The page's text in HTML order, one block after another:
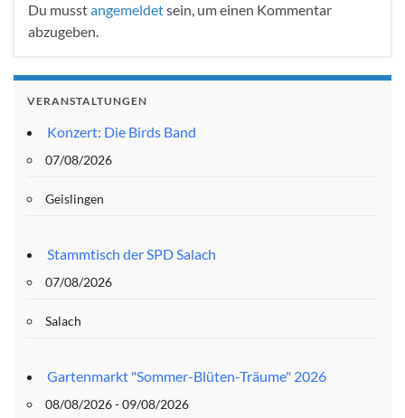
Du musstangemeldetsein, um einen Kommentar
abzugeben.
VERANSTALTUNGEN
Konzert: Die Birds Band
07/08/2026
Geislingen
Stammtisch der SPD Salach
07/08/2026
Salach
Gartenmarkt "Sommer-Blüten-Träume" 2026
08/08/2026 - 09/08/2026